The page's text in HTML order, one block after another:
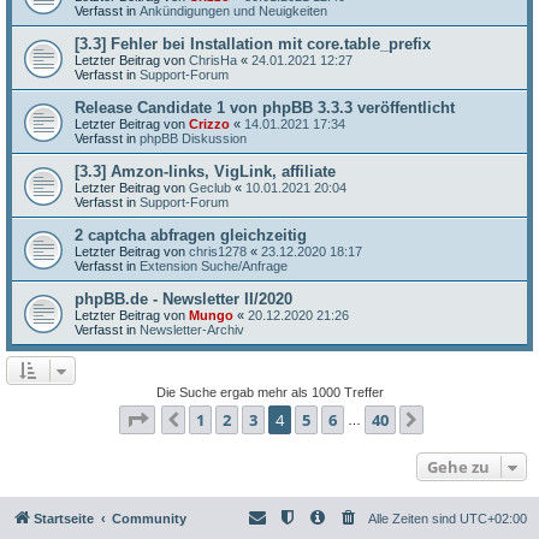
Verfasst in Ankündigungen und Neuigkeiten
[3.3] Fehler bei Installation mit core.table_prefix
Letzter Beitrag von ChrisHa « 24.01.2021 12:27
Verfasst in Support-Forum
Release Candidate 1 von phpBB 3.3.3 veröffentlicht
Letzter Beitrag von Crizzo « 14.01.2021 17:34
Verfasst in phpBB Diskussion
[3.3] Amzon-links, VigLink, affiliate
Letzter Beitrag von Geclub « 10.01.2021 20:04
Verfasst in Support-Forum
2 captcha abfragen gleichzeitig
Letzter Beitrag von chris1278 « 23.12.2020 18:17
Verfasst in Extension Suche/Anfrage
phpBB.de - Newsletter II/2020
Letzter Beitrag von Mungo « 20.12.2020 21:26
Verfasst in Newsletter-Archiv
Die Suche ergab mehr als 1000 Treffer
Seite 4von 40
Vorherige
1 2 3 4 5 6 40
Gehe zu
Startseite Community Alle Zeiten sind UTC+02:00